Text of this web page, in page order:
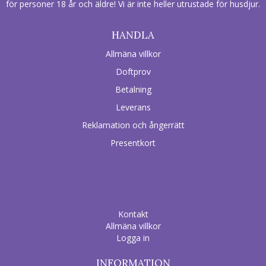
för personer 18 år och äldre! Vi är inte heller utrustade för husdjur.
HANDLA
Allmäna villkor
Doftprov
Betalning
Leverans
Reklamation och ångerrätt
Presentkort
Kontakt
Allmäna villkor
Logga in
INFORMATION